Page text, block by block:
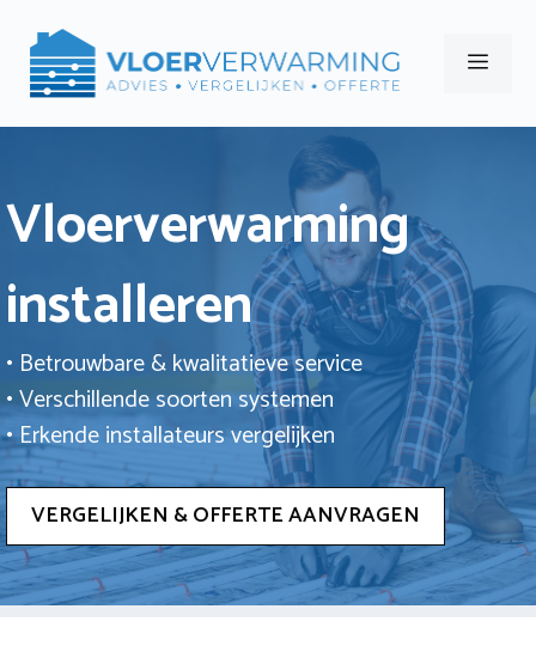
naar
Menu
Vloerverwarming
installeren
• Betrouwbare & kwalitatieve service
• Verschillende soorten systemen
• Erkende installateurs vergelijken
VERGELIJKEN & OFFERTE AANVRAGEN